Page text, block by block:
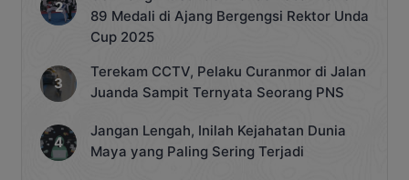
89 Medali di Ajang Bergengsi Rektor Unda
Cup 2025
Terekam CCTV, Pelaku Curanmor di Jalan
Juanda Sampit Ternyata Seorang PNS
Jangan Lengah, Inilah Kejahatan Dunia
Maya yang Paling Sering Terjadi